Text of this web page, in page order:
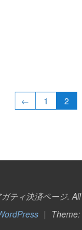
← 1 2
ティ決済ページ.
|